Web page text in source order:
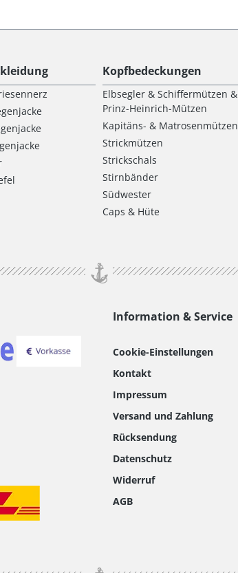
Kopfbedeckungen
Elbsegler & Schiffermützen &
Prinz-Heinrich-Mützen
Kapitäns- & Matrosenmützen
Strickmützen
Strickschals
Stirnbänder
Südwester
Caps & Hüte
Information & Service
Cookie-Einstellungen
Kontakt
Impressum
Versand und Zahlung
Rücksendung
Datenschutz
Widerruf
AGB